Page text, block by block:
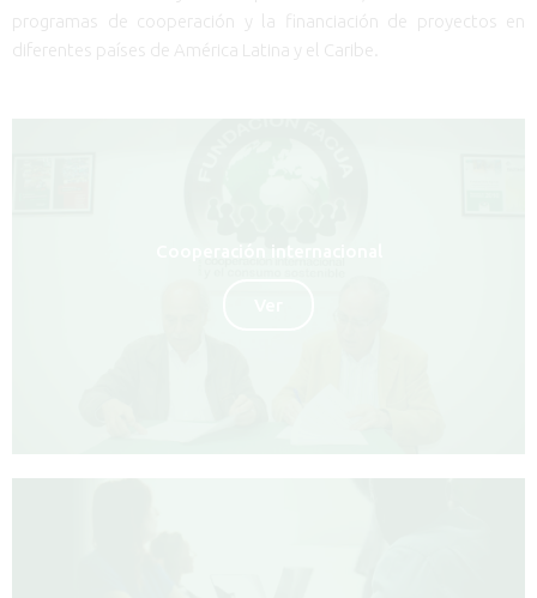
programas de cooperación y la financiación de proyectos en
diferentes países de América Latina y el Caribe.